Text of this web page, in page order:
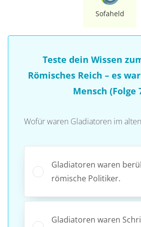
Sofaheld
Teste dein Wissen
Römisches Reich – es
Mensch (Folge
Wofür waren Gladiatoren im
Gladiatoren waren
römische Politiker.
Gladiatoren waren